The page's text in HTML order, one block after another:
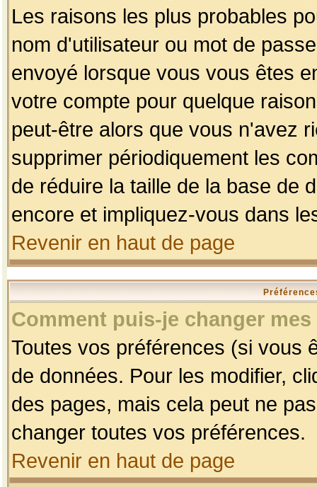
Les raisons les plus probables
nom d'utilisateur ou mot de
envoyé lorsque vous vous êtes
votre compte pour quelque
peut-être alors que vous n'avez
supprimer périodiquement les
de réduire la taille de la base de
encore et impliquez-vous dans
Revenir en haut de page
Comment puis-je changer
Toutes vos préférences (si vous
de données. Pour les modifier,
des pages, mais cela peut ne
changer toutes vos préférences.
Revenir en haut de page